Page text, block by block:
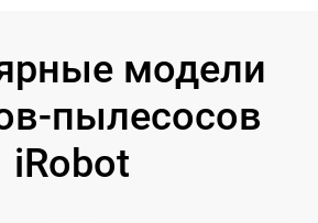
модели
пылесосов
iRobot